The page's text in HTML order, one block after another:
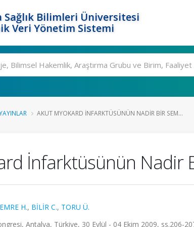
Sağlık Bilimleri Üniversitesi
Veri Yönetim Sistemi
AKUT MYOKARD İNFARKTÜSÜNÜN NADIR BIR SEM...
İnfarktüsünün Nadir
H., BİLİR C., TORU Ü.
Antalya, Türkiye, 30 Eylül - 04 Ekim 2009, ss.206-